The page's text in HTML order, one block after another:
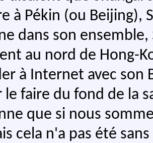
à Pékin (ou Beijing),
dans son
au nord de Hong-
à Internet avec son
le faire du fond de la
que si nous
cela n'a pas été